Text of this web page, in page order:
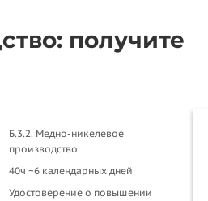
получите
Б.3.2. Медно-никелевое
производство
40ч ~6 календарных дней
Удостоверение о повышении